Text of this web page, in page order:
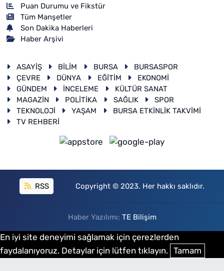
Puan Durumu ve Fikstür
Tüm Manşetler
Son Dakika Haberleri
Haber Arşivi
ASAYİŞ BİLİM BURSA
BURSASPOR
ÇEVRE
DÜNYA EĞİTİM
EKONOMİ
GÜNDEM
İNCELEME
KÜLTÜR SANAT
MAGAZİN
POLİTİKA SAĞLIK
SPOR
TEKNOLOJİ
YAŞAM
BURSA ETKİNLİK TAKVİMİ
TV REHBERİ
RSS Copyright © 2023. Her hakkı saklıdır.
Haber Yazılımı: TE Bilişim
En iyi site deneyimi sağlamak için çerezlerden
faydalanıyoruz. Detaylar için lütfen tıklayın. Tamam